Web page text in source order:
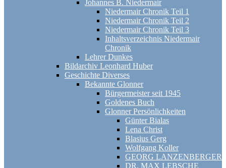
Johannes B. Niedermair
Niedermair Chronik Teil 1
Niedermair Chronik Teil 2
Niedermair Chronik Teil 3
Inhaltsverzeichnis Niedermair
Chronik
Lehrer Dunkes
Bildarchiv Leonhard Huber
Geschichte Diverses
Bekannte Glonner
Bürgermeister seit 1945
Goldenes Buch
Glonner Persönlichkeiten
Günter Bialas
Lena Christ
Blasius Gerg
Wolfgang Koller
GEORG LANZENBERGER
DR. MAX LEBSCHE